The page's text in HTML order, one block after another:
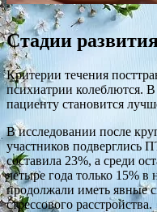
Стадии
Критерии течения
психиатрии колеблются.
пациенту становится
В исследовании после
участников подверглись
составила 23%, а среди
четыре года только 15% в
продолжали иметь явные
стрессового расстройства.